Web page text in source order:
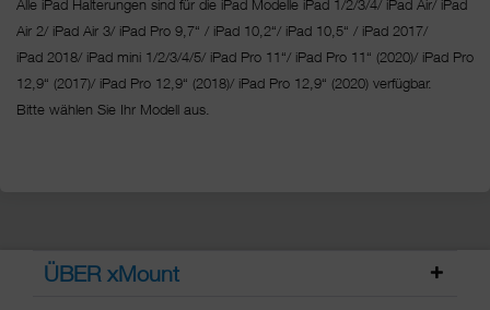
Alle iPad Halterungen sind für die iPad Modelle iPad 1/2/3/4/ iPad Air/ iPad
Air 2/ iPad Air 3/ iPad Pro 9,7“ / iPad 10,2“/ iPad 10,5“ / iPad 2017/
iPad 2018/ iPad mini 1/2/3/4/5/ iPad Pro 11“/ iPad Pro 11“ (2020)/ iPad Pro
12,9“ (2017)/ iPad Pro 12,9“ (2018)/ iPad Pro 12,9“ (2020) verfügbar.
Bitte wählen Sie Ihr Modell aus.
ÜBER xMount